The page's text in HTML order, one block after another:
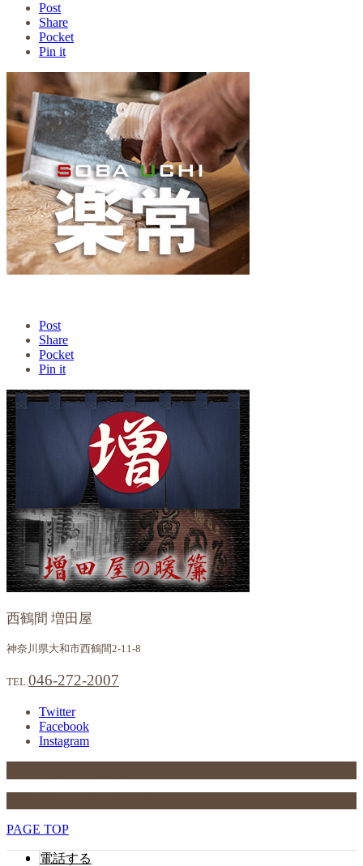
Post
Share
Pocket
Pin it
Post
Share
Pocket
Pin it
西鶴間 増田屋
神奈川県大和市西鶴間2-11-8
TEL.046-272-2007
Twitter
Facebook
Instagram
PAGE TOP
電話する